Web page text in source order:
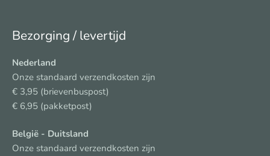
Bezorging / levertijd
Nederland
Onze standaard verzendkosten zijn
€ 3,95 (brievenbuspost)
€ 6,95 (pakketpost)
België - Duitsland
Onze standaard verzendkosten zijn